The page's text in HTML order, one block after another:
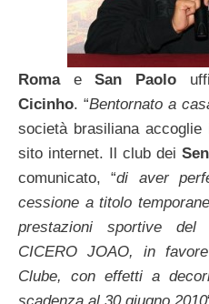
RomaeSan Paolo
Cicinho. “Bentornato a
società brasiliana
sito internet. Il club dei
comunicato, “di aver
cessione a titolo
prestazioni sportive del
CICERO JOAO, in
Clube, con effetti a